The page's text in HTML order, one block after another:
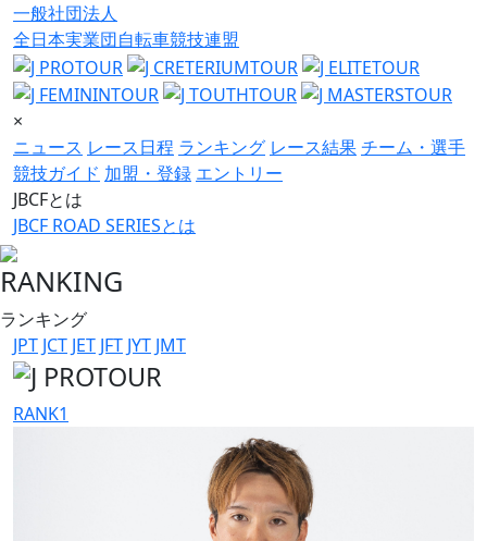
一般社団法人
全日本実業団自転車競技連盟
×
ニュース レース日程 ランキング レース結果チーム・選手
競技ガイド 加盟・登録 エントリー
JBCFとは
JBCF ROAD SERIESとは
RANKING
ランキング
JPT JCT JET JFT JYT JMT
RANK1